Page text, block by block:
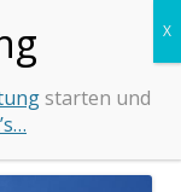
starten und